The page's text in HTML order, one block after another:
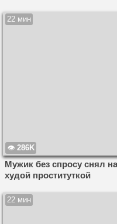
22 мин
286K
Мужик без спросу снял
худой проституткой
22 мин